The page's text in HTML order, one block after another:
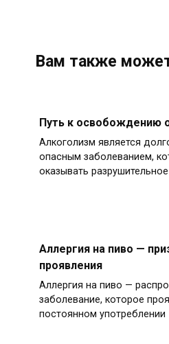
Вам также
Путь к освобождению
Алкоголизм является
опасным заболеванием,
оказывать
Аллергия на пиво —
проявления
Аллергия на пиво —
заболевание, которое
постоянном употреблении